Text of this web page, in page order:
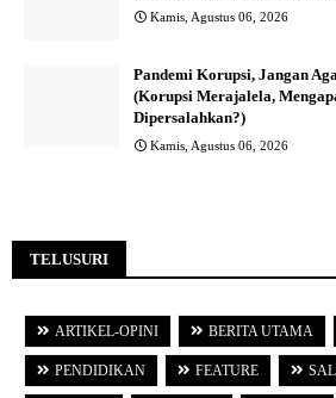
Kamis, Agustus 06, 2026
Pandemi Korupsi, Jangan
(Korupsi Merajalela,
Dipersalahkan?)
Kamis, Agustus 06, 2026
TELUSURI
ARTIKEL-OPINI BERITA UTAMA
PENDIDIKAN FEATURE